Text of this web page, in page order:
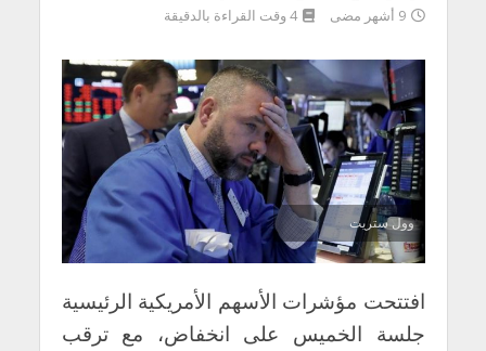
9 أشهر مضى 4 وقت القراءة بالدقيقة
وول ستريت
افتتحت مؤشرات الأسهم الأمريكية الرئيسية
جلسة الخميس على انخفاض، مع ترقب